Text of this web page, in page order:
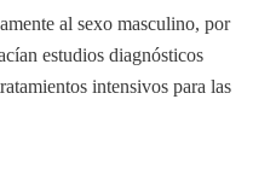
al sexo masculino, por
estudios diagnósticos
intensivos para las